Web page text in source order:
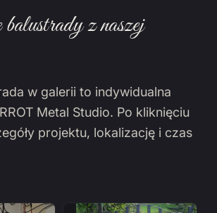
z naszej
w galerii to indywidualna
Metal Studio. Po kliknięciu
projektu, lokalizację i czas